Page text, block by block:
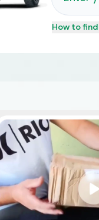
How to find